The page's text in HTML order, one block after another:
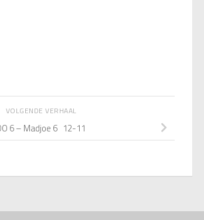
VOLGENDE VERHAAL
6 – Madjoe 6 12-11